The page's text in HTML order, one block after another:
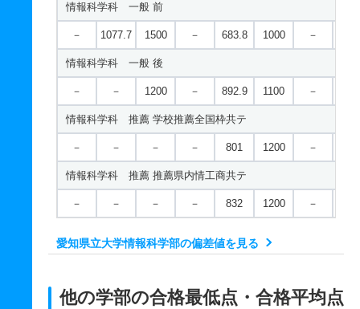
情報科学科 一般 前
－ 1077.7 1500 － 683.8 1000 －
情報科学科 一般 後
－ － 1200 － 892.9 1100 －
情報科学科 推薦 学校推薦全国枠共テ
－ － － － 801 1200 －
情報科学科 推薦 推薦県内情工商共テ
－ － － － 832 1200 －
愛知県立大学情報科学部の偏差値を見る
他の学部の合格最低点・合格平均点